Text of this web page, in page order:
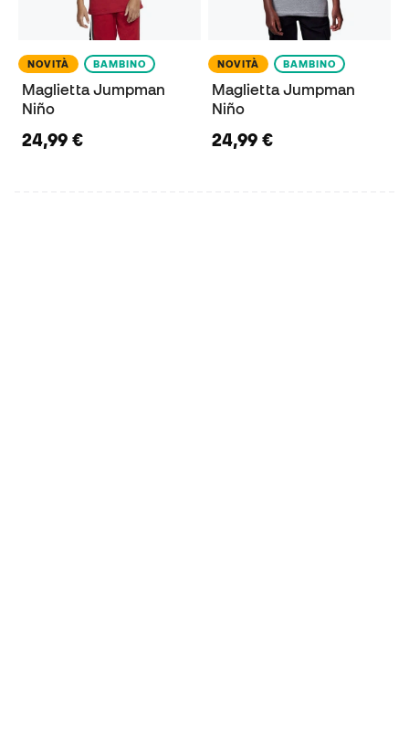
NOVITÀ BAMBINO
Maglietta Jumpman
Niño
24,99 €
NOVITÀ BAMBINO
Maglietta Jumpman
Niño
24,99 €